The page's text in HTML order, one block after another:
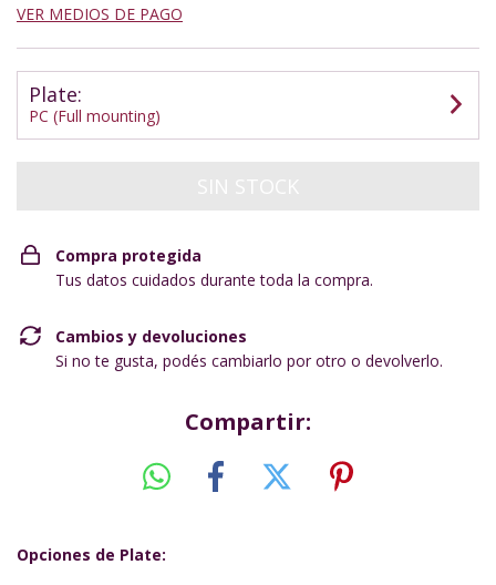
VER MEDIOS DE PAGO
Plate:
PC (Full mounting)
Compra protegida
Tus datos cuidados durante toda la compra.
Cambios y devoluciones
Si no te gusta, podés cambiarlo por otro o devolverlo.
Compartir:
Opciones de Plate: